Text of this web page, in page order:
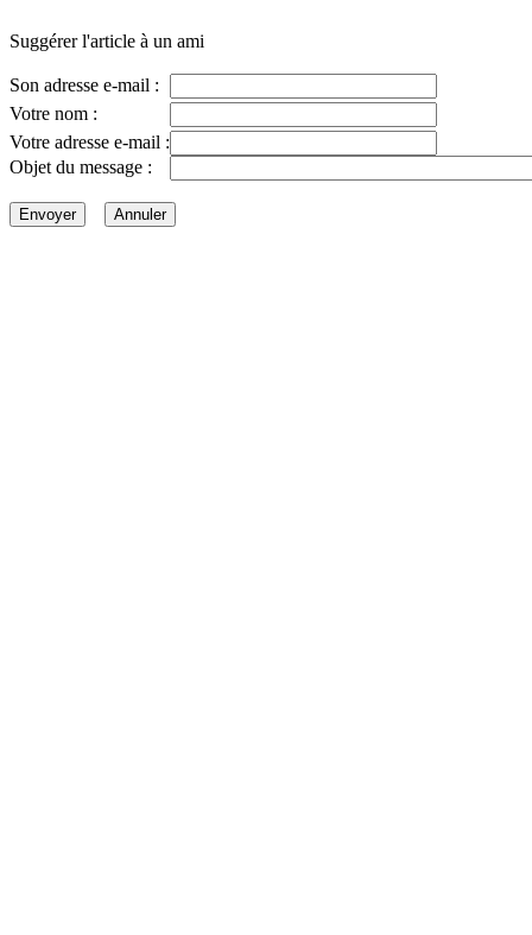
Suggérer l'article à un ami
Son adresse e-mail :
Votre nom :
Votre adresse e-mail :
Objet du message :